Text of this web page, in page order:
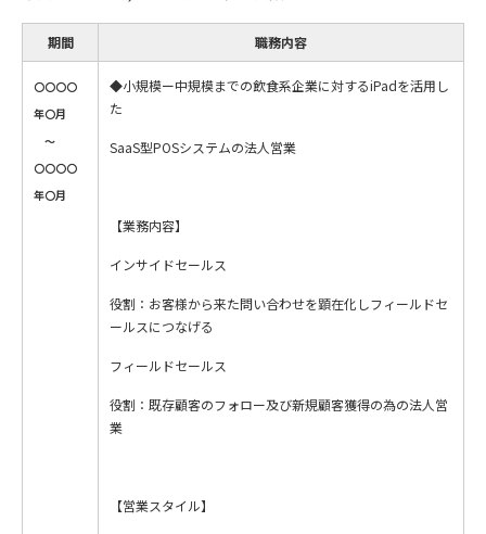
期間 職務内容
〇〇〇〇
年〇月
〜
〇〇〇〇
年〇月
◆小規模ー中規模までの飲食系企業に対するiPadを活用し
た
SaaS型POSシステムの法人営業
【業務内容】
インサイドセールス
役割：お客様から来た問い合わせを顕在化しフィールドセ
ールスにつなげる
フィールドセールス
役割：既存顧客のフォロー及び新規顧客獲得の為の法人営
業
【営業スタイル】